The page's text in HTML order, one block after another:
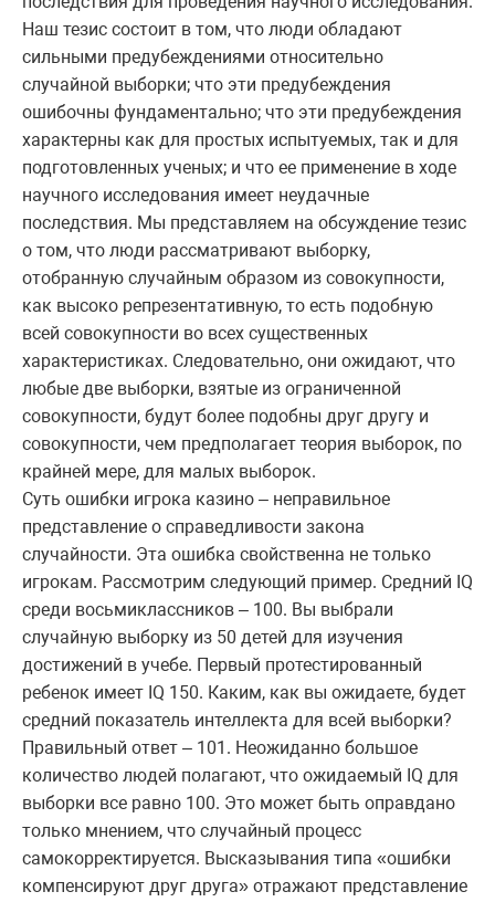
Наш тезис состоит в том, что люди обладают
сильными предубеждениями относительно
случайной выборки; что эти предубеждения
ошибочны фундаментально; что эти предубеждения
характерны как для простых испытуемых, так и для
подготовленных ученых; и что ее применение в ходе
научного исследования имеет неудачные
последствия. Мы представляем на обсуждение тезис
о том, что люди рассматривают выборку,
отобранную случайным образом из совокупности,
как высоко репрезентативную, то есть подобную
всей совокупности во всех существенных
характеристиках. Следовательно, они ожидают, что
любые две выборки, взятые из ограниченной
совокупности, будут более подобны друг другу и
совокупности, чем предполагает теория выборок, по
крайней мере, для малых выборок.
Суть ошибки игрока казино – неправильное
представление о справедливости закона
случайности. Эта ошибка свойственна не только
игрокам. Рассмотрим следующий пример. Средний IQ
среди восьмиклассников – 100. Вы выбрали
случайную выборку из 50 детей для изучения
достижений в учебе. Первый протестированный
ребенок имеет IQ 150. Каким, как вы ожидаете, будет
средний показатель интеллекта для всей выборки?
Правильный ответ – 101. Неожиданно большое
количество людей полагают, что ожидаемый IQ для
выборки все равно 100. Это может быть оправдано
только мнением, что случайный процесс
самокорректируется. Высказывания типа «ошибки
компенсируют друг друга» отражают представление